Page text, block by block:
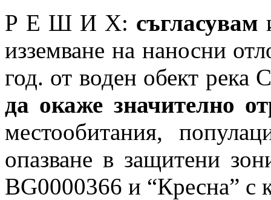
Р Е Ш И Х: съгласувам
изземване на наносни
год. от воден обект река
да окаже значително
местообитания,
опазване в защитени
BG0000366 и “Кресна” с